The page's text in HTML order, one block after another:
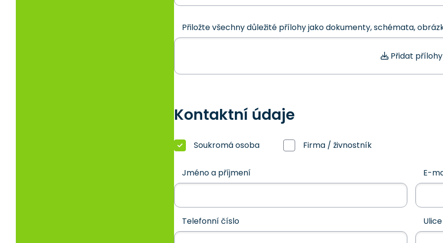
Přiložte všechny důležité přílohy jako dokumenty, schémata,
Přidat přílohy
Kontaktní údaje
Soukromá osoba Firma / živnostník
Jméno a příjmení E-
Telefonní číslo Ulice